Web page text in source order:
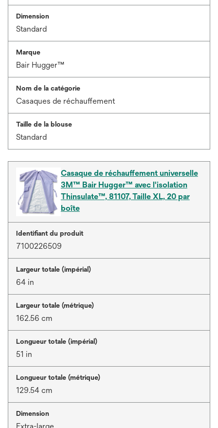
Dimension
Standard
Marque
Bair Hugger™
Nom de la catégorie
Casaques de réchauffement
Taille de la blouse
Standard
Casaque de réchauffement universelle
3M™ Bair Hugger™ avec l'isolation
Thinsulate™, 81107, Taille XL, 20 par
boîte
Identifiant du produit
7100226509
Largeur totale (impérial)
64 in
Largeur totale (métrique)
162.56 cm
Longueur totale (impérial)
51 in
Longueur totale (métrique)
129.54 cm
Dimension